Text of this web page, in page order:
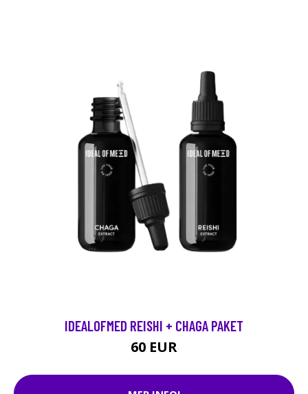
IDEALOFMED REISHI + CHAGA PAKET
60 EUR